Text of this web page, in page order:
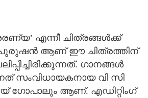
എന്നീ ചിത്രങ്ങൾക്ക്
പുരുഷൻ ആണ് ഈ ചിത്രത്തിന്
ഗാനങ്ങൾ
സംവിധായകനായ വി സി
ഗോപാലും ആണ്. എഡിറ്റിംഗ്